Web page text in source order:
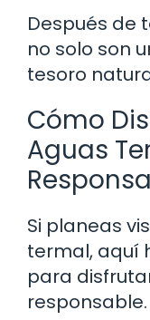
Después de
no solo son
tesoro
Cómo
Aguas
Si planeas
termal, aquí
para
responsable.